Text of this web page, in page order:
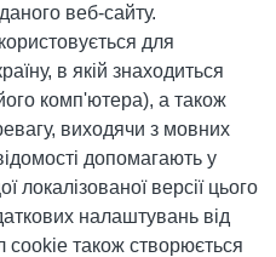
веб-сайту.
для
в якій знаходиться
комп'ютера), а також
виходячи з мовних
допомагають у
локалізованої версії цього
налаштувань від
також створюється